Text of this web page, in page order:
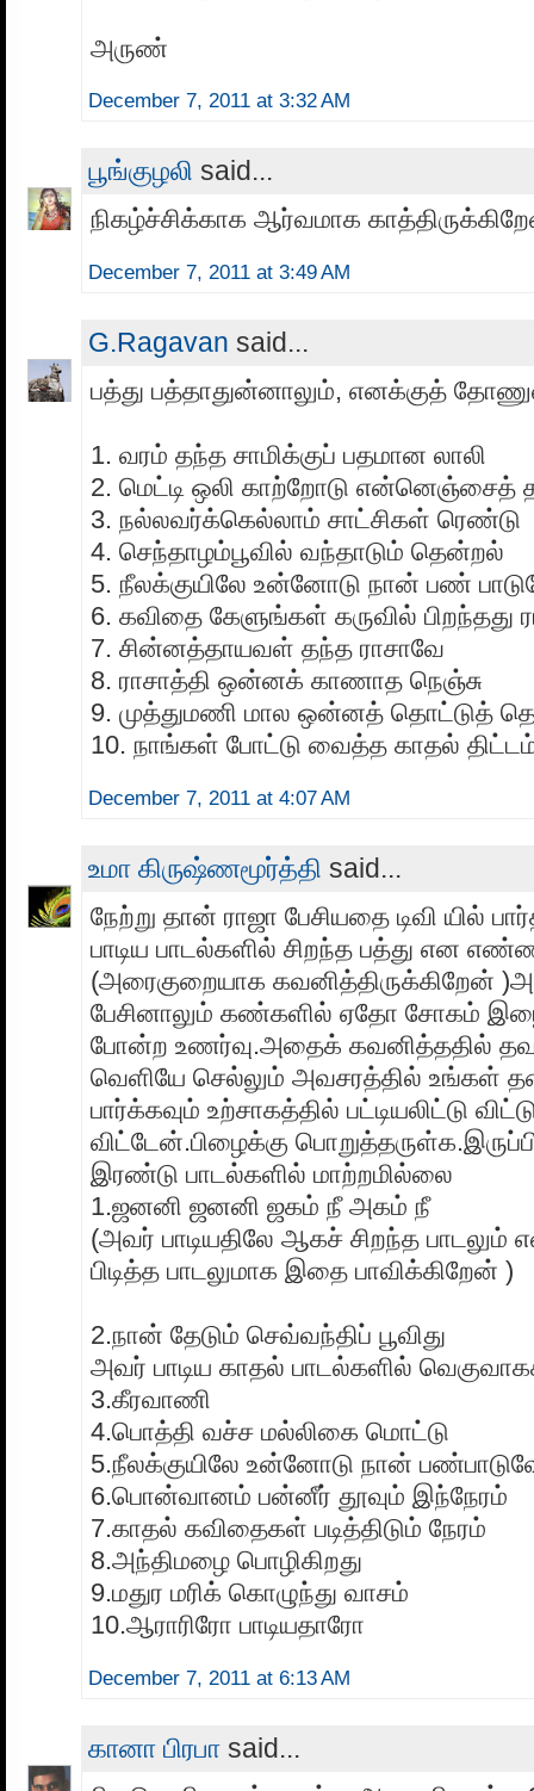
அருண்
December 7, 2011 at 3:32 AM
பூங்குழலி said...
நிகழ்ச்சிக்காக ஆர்வமாக
December 7, 2011 at 3:49 AM
G.Ragavan said...
பத்து பத்தாதுன்னாலும், எனக்குத்
1. வரம் தந்த சாமிக்குப் பதமான லாலி
2. மெட்டி ஒலி காற்றோடு என்னெஞ்சைத்
3. நல்லவர்க்கெல்லாம் சாட்சிகள் ரெண்டு
4. செந்தாழம்பூவில் வந்தாடும் தென்றல்
5. நீலக்குயிலே உன்னோடு நான் பண்
6. கவிதை கேளுங்கள் கருவில் பிறந்தது
7. சின்னத்தாயவள் தந்த ராசாவே
8. ராசாத்தி ஒன்னக் காணாத நெஞ்சு
9. முத்துமணி மால ஒன்னத் தொட்டுத்
10. நாங்கள் போட்டு வைத்த காதல்
December 7, 2011 at 4:07 AM
உமா கிருஷ்ணமூர்த்தி said...
நேற்று தான் ராஜா பேசியதை டிவி யில்
பாடிய பாடல்களில் சிறந்த பத்து என
(அரைகுறையாக கவனித்திருக்கிறேன்
பேசினாலும் கண்களில் ஏதோ சோகம்
போன்ற உணர்வு.அதைக் கவனித்ததில்
வெளியே செல்லும் அவசரத்தில் உங்கள்
பார்க்கவும் உற்சாகத்தில் பட்டியலிட்டு
விட்டேன்.பிழைக்கு
இரண்டு பாடல்களில் மாற்றமில்லை
1.ஜனனி ஜனனி ஜகம் நீ அகம் நீ
(அவர் பாடியதிலே ஆகச் சிறந்த பாடலும்
பிடித்த பாடலுமாக இதை பாவிக்கிறேன் )
2.நான் தேடும் செவ்வந்திப் பூவிது
அவர் பாடிய காதல் பாடல்களில்
3.கீரவாணி
4.பொத்தி வச்ச மல்லிகை மொட்டு
5.நீலக்குயிலே உன்னோடு நான்
6.பொன்வானம் பன்னீர் தூவும் இந்நேரம்
7.காதல் கவிதைகள் படித்திடும் நேரம்
8.அந்திமழை பொழிகிறது
9.மதுர மரிக் கொழுந்து வாசம்
10.ஆராரிரோ பாடியதாரோ
December 7, 2011 at 6:13 AM
கானா பிரபா said...